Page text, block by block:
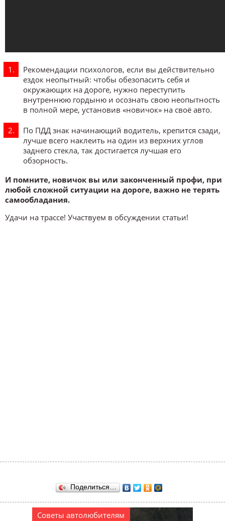
Рекомендации психологов, если вы действительно
ездок неопытный: чтобы обезопасить себя и
окружающих на дороге, нужно переступить
внутреннюю гордыню и осознать свою неопытность
в полной мере, установив «новичок» на своё авто.
По ПДД знак начинающий водитель, крепится сзади,
лучше всего наклеить на один из верхних углов
заднего стекла, так достигается лучшая его
обзорность.
И помните, новичок вы или законченный профи, при
любой сложной ситуации на дороге, важно не терять
самообладания.
Удачи на трассе! Участвуем в обсуждении статьи!
Поделиться…
Советы автолюбителям